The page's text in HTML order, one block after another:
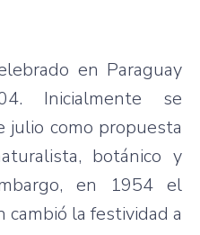
en Paraguay
Inicialmente se
julio como propuesta
botánico y
en 1954 el
cambió la festividad a